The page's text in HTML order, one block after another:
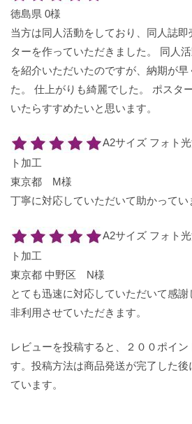
徳島県 0様
当方は同人活動をしており、同人誌
ターを作っていただきました。 同人
を紹介いただいたのですが、納期が
た。 仕上がりも綺麗でした。 ポスタ
いたらすすめたいと思います。
A2サイズ フォト
ト加工
東京都 M様
丁寧に対応していただいて助かってい
A2サイズ フォト
ト加工
東京都 中野区 N様
とても迅速に対応していただいて感
非利用させていただきます。
レビューを投稿すると、２００ポイン
す。投稿方法は商品発送が完了した
ています。